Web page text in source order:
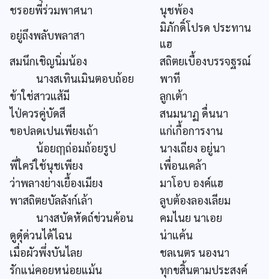
ชรอยพี่ร่วมพาศนา
นุชพ้อง
อยู่ถึงพลับพลาสา
มิภักดิ์โปรด ประทาน
แฮ
สมนึกเชิญนิ่มน้อง
สถิตยเบื้องบรรจฐรณ์
นางสเทินเมินตอบถ้อย
พาที
ข้าใช่สาวแส้มี
ลูกเต้า
ไป่ควรคู่บัดสี
สนมนาฏ ดื่นนา
ขอปลดเปนเพียงเถ้า
แก่เกื้อการงาน
น้อยฤๅถ่อมถ้อยรูป
นางเถียง อยู่นา
พี่ใคร่ใช้นุชเพียง
เพื่อนเคล้า
ว่าพลางย่างเยื้องเมียง
มาโอบ องค์แฮ
พาสถิตยบัลลังก์เล้า
ลูบต้องลองเลียม
นางสบัดหัดถ์ข่วนค้อน
คมไนย นาเอย
ดูดุ๋ด่วนได้ไฉน
น่าแค้น
เมื่อผัวพึ่งบันไลย
ชลเนตร นองนา
รักแน่คอยหน่อยแม้น
ทุกขสิ้นตามประสงค์